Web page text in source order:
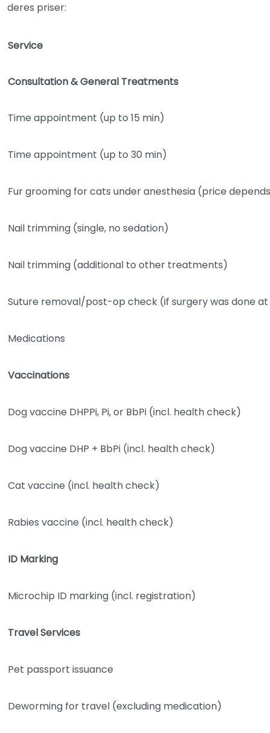
deres priser:
Service
Consultation & General Treatments
Time appointment (up to 15 min)
Time appointment (up to 30 min)
Fur grooming for cats under anesthesia (price
Nail trimming (single, no sedation)
Nail trimming (additional to other treatments)
Suture removal/post-op check (if surgery was done
Medications
Vaccinations
Dog vaccine DHPPi, Pi, or BbPi (incl. health check)
Dog vaccine DHP + BbPi (incl. health check)
Cat vaccine (incl. health check)
Rabies vaccine (incl. health check)
ID Marking
Microchip ID marking (incl. registration)
Travel Services
Pet passport issuance
Deworming for travel (excluding medication)